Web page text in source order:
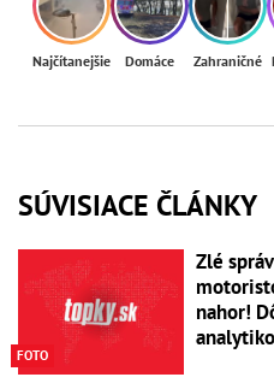
Najčítanejšie Domáce Zahraničné
SÚVISIACE ČLÁNKY
FOTO
Zlé
nahor!